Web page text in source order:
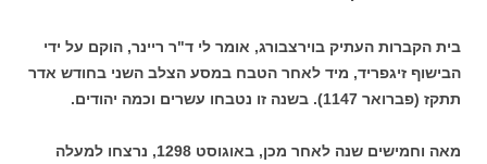
בית הקברות העתיק בוירצבורג, אומר לי ד"ר ריינר, הוקם על ידי
הבישוף זיגפריד, מיד לאחר הטבח במסע הצלב השני בחודש אדר
תתקז (פברואר 1147). בשנה זו נטבחו עשרים וכמה יהודים.
מאה וחמישים שנה לאחר מכן, באוגוסט 1298, נרצחו למעלה